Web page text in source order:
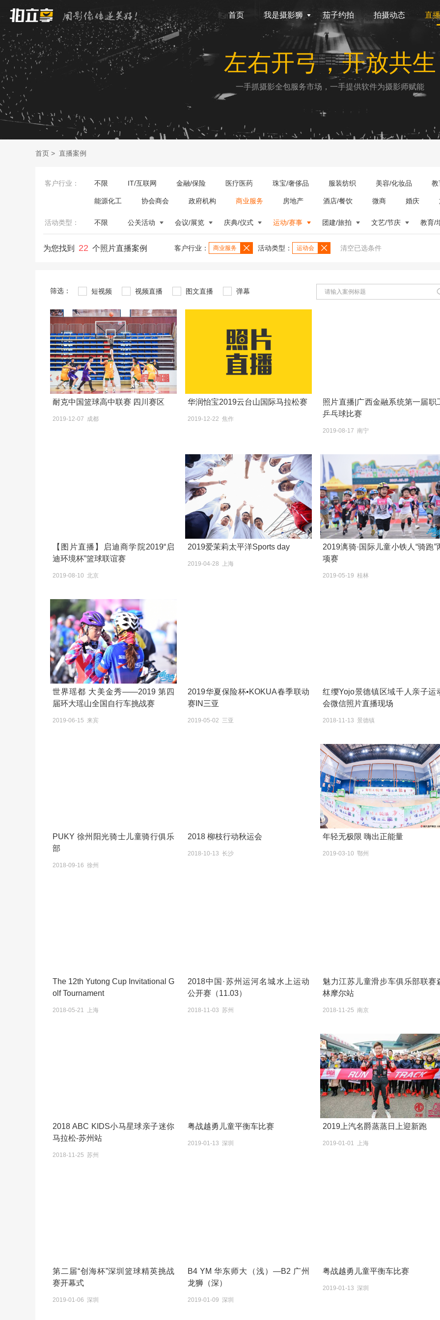
首页 我是摄影狮 茄子约拍 拍摄动态 直
左右开弓，开放共生
一手抓摄影全包服务市场，一手提供软件为摄影师赋能
首页 > 直播案例
客户行业： 不限 IT/互联网 金融/保险 医疗医药 珠宝/奢侈品 服装纺织 美容/化妆品 教
能源化工 协会商会 政府机构 商业服务 房地产 酒店/餐饮 微商 婚庆
活动类型： 不限 公关活动 会议/展览 庆典/仪式 运动/赛事 团建/旅拍 文艺/节庆 教育/
为您找到 22 个照片直播案例 客户行业： 商业服务 活动类型： 运动会 清空已选条件
筛选： 短视频 视频直播 图文直播 弹幕
耐克中国篮球高中联赛 四川赛区
2019-12-07 成都
华润怡宝2019云台山国际马拉松赛
2019-12-22 焦作
照片直播|广西金融系统第一届职
乒乓球比赛
2019-08-17 南宁
【图片直播】启迪商学院2019“启
迪环境杯”篮球联谊赛
2019-08-10 北京
2019爱茉莉太平洋Sports day
2019-04-28 上海
2019漓骑·国际儿童小铁人“骑跑”
项赛
2019-05-19 桂林
世界瑶都 大美金秀——2019 第四
届环大瑶山全国自行车挑战赛
2019-06-15 来宾
2019华夏保险杯•KOKUA春季联动
赛IN三亚
2019-05-02 三亚
红缨Yojo景德镇区域千人亲子运
会微信照片直播现场
2018-11-13 景德镇
PUKY 徐州阳光骑士儿童骑行俱乐
部
2018-09-16 徐州
2018 柳枝行动秋运会
2018-10-13 长沙
年轻无极限 嗨出正能量
2019-03-10 鄂州
The 12th Yutong Cup Invitational G
olf Tournament
2018-05-21 上海
2018中国·苏州运河名城水上运动
公开赛（11.03）
2018-11-03 苏州
魅力江苏儿童滑步车俱乐部联赛
林摩尔站
2018-11-25 南京
2018 ABC KIDS小马星球亲子迷你
马拉松-苏州站
2018-11-25 苏州
粤战越勇儿童平衡车比赛
2019-01-13 深圳
2019上汽名爵蒸蒸日上迎新跑
2019-01-01 上海
第二届“创海杯”深圳篮球精英挑战
赛开幕式
2019-01-06 深圳
B4 YM 华东师大（浅）—B2 广州
龙狮（深）
2019-01-09 深圳
粤战越勇儿童平衡车比赛
2019-01-13 深圳